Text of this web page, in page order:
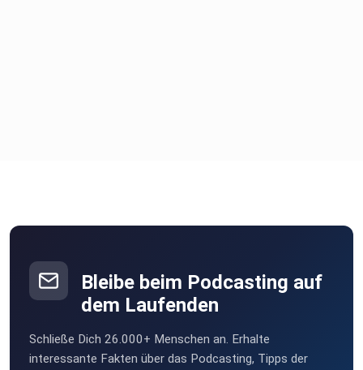
Bleibe beim Podcasting auf
dem Laufenden
Schließe Dich 26.000+ Menschen an. Erhalte
interessante Fakten über das Podcasting, Tipps der